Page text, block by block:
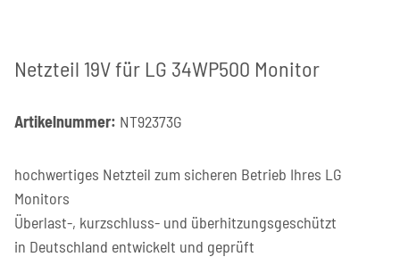
Netzteil 19V für LG 34WP500 Monitor
Artikelnummer: NT92373G
hochwertiges Netzteil zum sicheren Betrieb Ihres LG
Monitors
Überlast-, kurzschluss- und überhitzungsgeschützt
in Deutschland entwickelt und geprüft